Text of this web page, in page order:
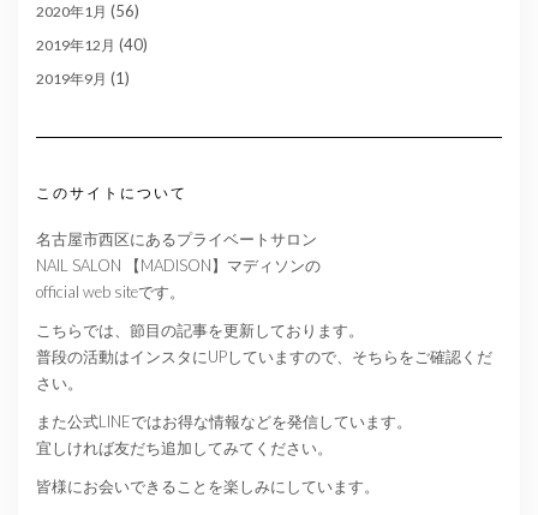
2020年1月 (56)
2019年12月 (40)
2019年9月 (1)
このサイトについて
名古屋市西区にあるプライベートサロン
NAIL SALON 【MADISON】マディソンの
official web siteです。
こちらでは、節目の記事を更新しております。
普段の活動はインスタにUPしていますので、そちらをご確認くだ
さい。
また公式LINEではお得な情報などを発信しています。
宜しければ友だち追加してみてください。
皆様にお会いできることを楽しみにしています。